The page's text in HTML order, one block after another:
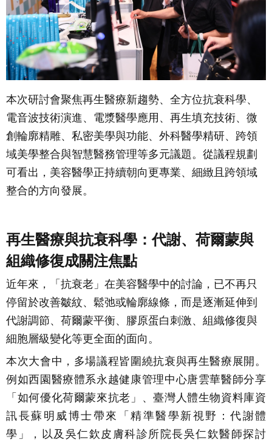
本次研討會聚焦再生醫療新趨勢、全方位抗衰科學、
電音波技術演進、電漿醫學應用、再生填充技術、微
創輪廓精雕、私密美學與功能、外科醫學精研、跨領
域美學整合與智慧醫務管理等多元議題。從議程規劃
可看出，美容醫學正持續朝向更專業、細緻且跨領域
整合的方向發展。
再生醫療與抗衰科學：代謝、荷爾蒙與
組織修復成關注焦點
近年來，「抗衰老」在美容醫學中的討論，已不再只
停留於改善皺紋、鬆弛或輪廓線條，而是逐漸延伸到
代謝調節、荷爾蒙平衡、膠原蛋白刺激、組織修復與
細胞層級變化等更全面的面向。
本次大會中，多場議程皆圍繞抗衰與再生醫療展開。
例如西園醫療體系永越健康管理中心唐雲華醫師分享
「如何優化荷爾蒙來抗老」、臺灣人體生物資料庫資
訊長蘇明威博士帶來「精準醫學新視野：代謝體
學」，以及吳仁欽皮膚科診所院長吳仁欽醫師探討